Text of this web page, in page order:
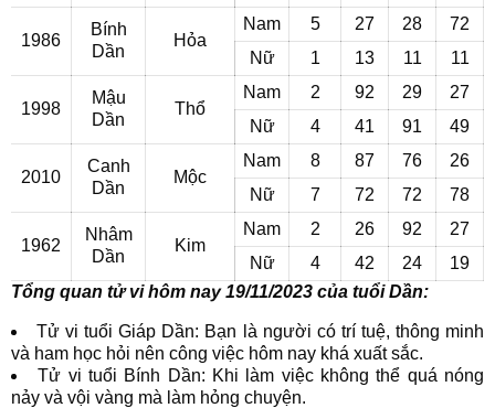
1986
Bính
Dần
Hỏa
Nam 5 27 28
72
Nữ
1 13 11 11
1998
Mậu
Dần
Thổ
Nam 2 92 29
27
Nữ
4 41 91 49
2010
Canh
Dần
Mộc
Nam 8 87 76
26
Nữ
7 72 72 78
1962
Nhâm
Dần
Kim
Nam 2 26 92
27
Nữ
4 42 24
19
Tổng quan tử vi hôm nay 19/11/2023 của tuổi Dần:
Tử vi tuổi Giáp Dần: Bạn là người có trí tuệ, thông minh
và ham học hỏi nên công việc hôm nay khá xuất sắc.
Tử vi tuổi Bính Dần: Khi làm việc không thể quá nóng
nảy và vội vàng mà làm hỏng chuyện.